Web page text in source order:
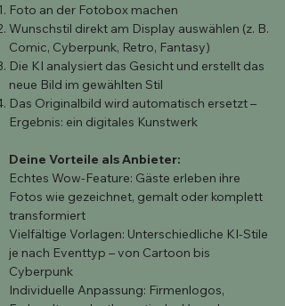
Foto an der Fotobox machen
Wunschstil direkt am Display auswählen (z. B.
Comic, Cyberpunk, Retro, Fantasy)
Die KI analysiert das Gesicht und erstellt das
neue Bild im gewählten Stil
Das Originalbild wird automatisch ersetzt –
Ergebnis: ein digitales Kunstwerk
Deine Vorteile als Anbieter:
Echtes Wow-Feature: Gäste erleben ihre
Fotos wie gezeichnet, gemalt oder komplett
transformiert
Vielfältige Vorlagen: Unterschiedliche KI-Stile
je nach Eventtyp – von Cartoon bis
Cyberpunk
Individuelle Anpassung: Firmenlogos,